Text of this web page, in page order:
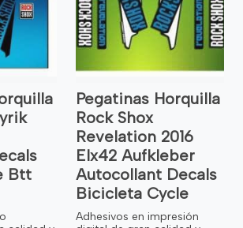
Btt
Pegatinas Horquilla
Rock Shox
Revelation 2016
Elx42 Aufkleber
Autocollant Decals
Bicicleta Cycle
Adhesivos en impresión